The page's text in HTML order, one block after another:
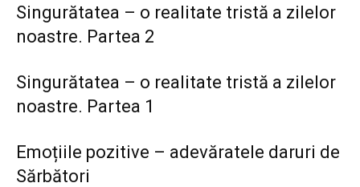
Singurătatea – o realitate tristă a zilelor
noastre. Partea 2
Singurătatea – o realitate tristă a zilelor
noastre. Partea 1
Emoțiile pozitive – adevăratele daruri de
Sărbători